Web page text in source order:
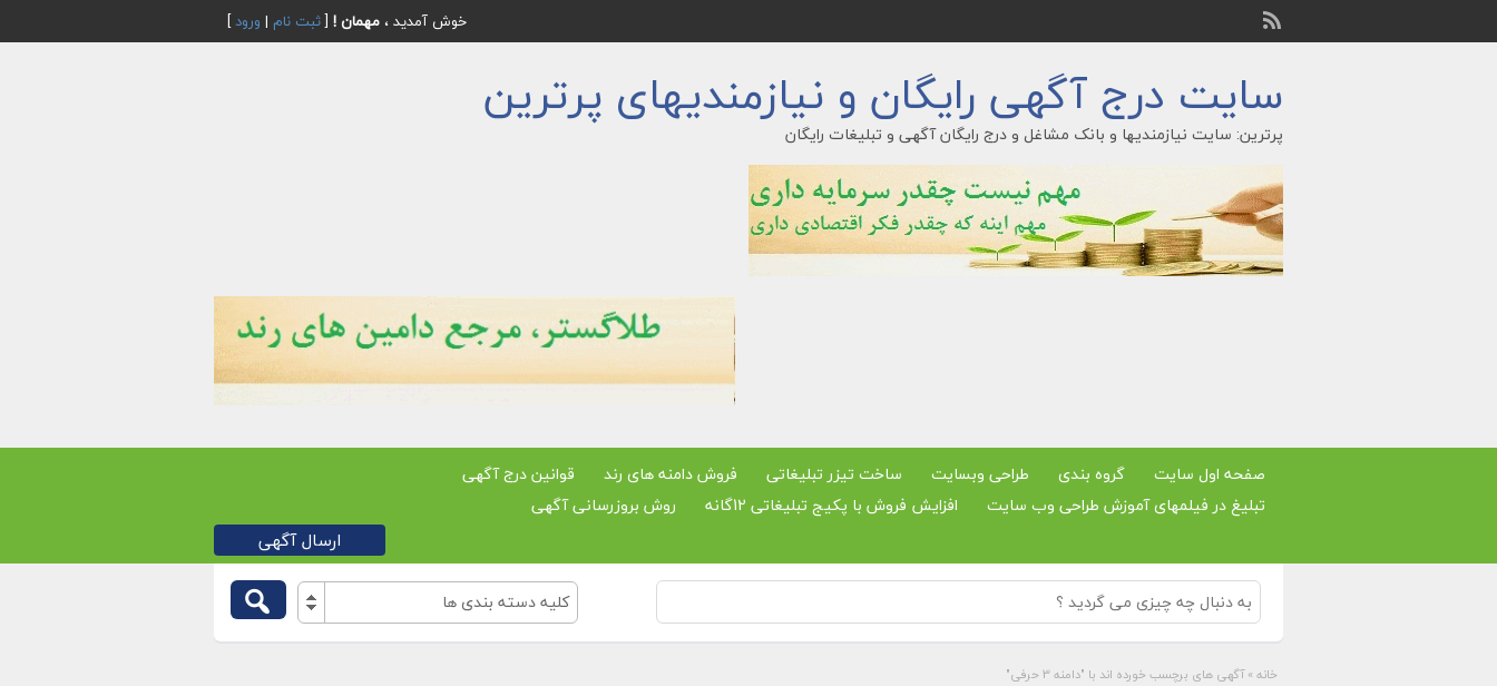
خوش آمدید ، مهمان ! [ثبت نام | ورود]
سایت درج آگهی رایگان و نیازمندیهای پرترین
پرترین: سایت نیازمندیها و بانک مشاغل و درج رایگان آگهی و تبلیغات رایگان
صفحه اول سایت گروه بندی طراحی وبسایت ساخت تیزر تبلیغاتی فروش دامنه های رند
قوانین درج آگهی
تبلیغ در فیلمهای آموزش طراحی وب سایت
افزایش فروش با پکیج تبلیغاتی 12گانه روش بروزرسانی آگهی
ارسال آگهی
کلیه دسته بندی ها
خانه » آگهی های برچسب خورده اند با "دامنه 3 حرفی"